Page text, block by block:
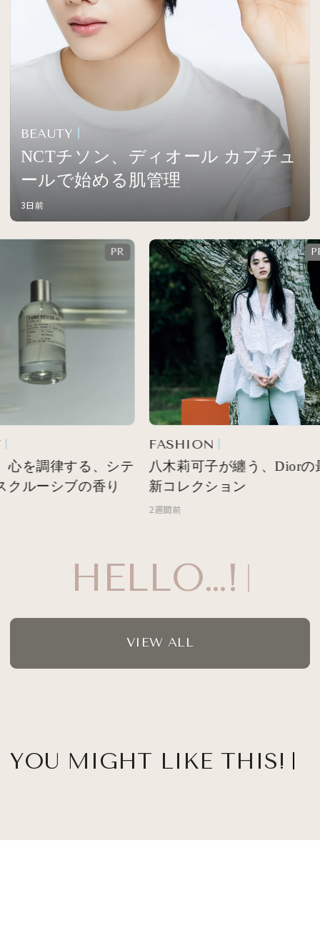
BEAUTY
NCTチソン、ディオール カプチュ
ールで始める肌管理
3日前
HELLO…!
を調律する、シテ
ルーシブの香り
FASHION
八木莉可子が纏う、Diorの最
新コレクション
2週間前
VIEW ALL
YOU MIGHT LIKE THIS!